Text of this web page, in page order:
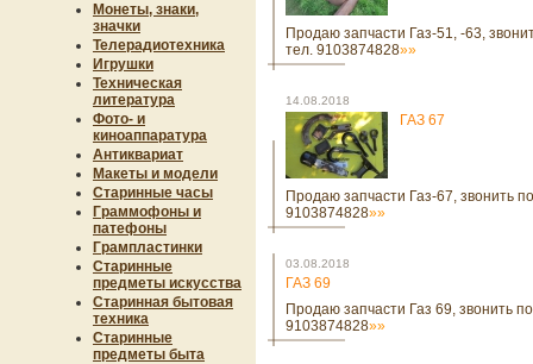
Монеты, знаки,
значки
Телерадиотехника
Игрушки
Техническая
литература
Фото- и
киноаппаратура
Антиквариат
Макеты и модели
Старинные часы
Граммофоны и
патефоны
Грампластинки
Старинные
предметы искусства
Старинная бытовая
техника
Старинные
предметы быта
Продаю запчасти Газ-51, -63,
тел. 9103874828»»
14.08.2018
ГАЗ 67
Продаю запчасти Газ-67, звонить
9103874828»»
03.08.2018
ГАЗ 69
Продаю запчасти Газ 69, звонить
9103874828»»